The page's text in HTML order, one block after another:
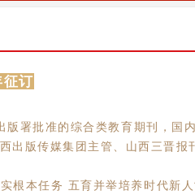
征订
版署批准的综合类教育期刊，
版传媒集团主管、山西三晋报
根本任务 五育并举培养时代新